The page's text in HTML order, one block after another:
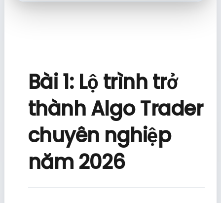
Bài 1: Lộ trình trở
thành Algo Trader
chuyên nghiệp
năm 2026